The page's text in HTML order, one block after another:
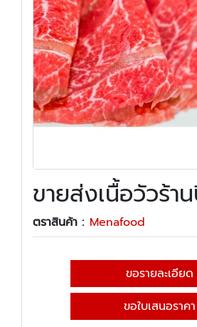
ขายส่งเนื้อวัวร้า
ตราสินค้า : Menafood
ขอรายละเอียด
ขอใบเสนอราคา